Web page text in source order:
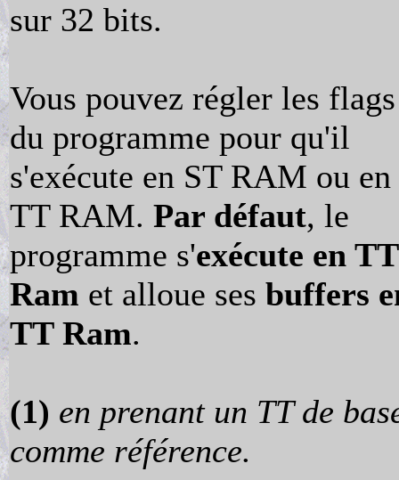
sur 32 bits.
Vous pouvez régler les flags
du programme pour qu'il
s'exécute en ST RAM ou en
TT RAM. Par défaut, le
programme s'exécute en TT
Ram et alloue ses buffers
TT Ram.
(1) en prenant un TT de
comme référence.